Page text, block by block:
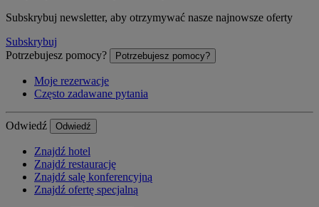
Subskrybuj newsletter, aby otrzymywać nasze najnowsze oferty
Subskrybuj
Potrzebujesz pomocy?
Potrzebujesz pomocy?
Moje rezerwacje
Często zadawane pytania
Odwiedź Odwiedź
Znajdź hotel
Znajdź restaurację
Znajdź salę konferencyjną
Znajdź ofertę specjalną